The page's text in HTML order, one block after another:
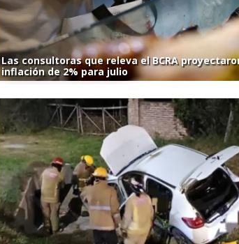
Las consultoras que releva el BCRA
inflación de 2% para julio